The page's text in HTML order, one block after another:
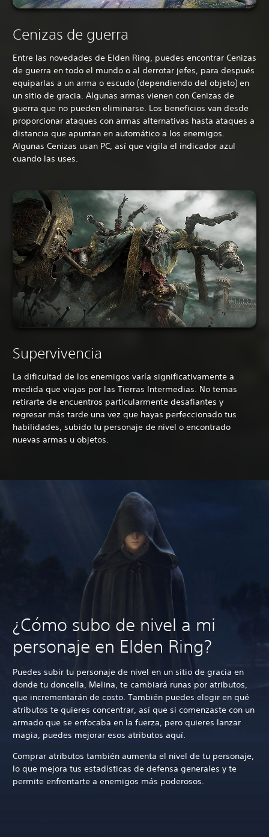
Cenizas de guerra
Entre las novedades de Elden Ring, puedes encontrar Cenizas
de guerra en todo el mundo o al derrotar jefes, para después
equiparlas a un arma o escudo (dependiendo del objeto) en
un sitio de gracia. Algunas armas vienen con Cenizas de
guerra que no pueden eliminarse. Los beneficios van desde
proporcionar ataques con armas alternativas hasta ataques a
distancia que apuntan en automático a los enemigos.
Algunas Cenizas usan PC, así que vigila el indicador azul
cuando las uses.
Supervivencia
La dificultad de los enemigos varía significativamente a
medida que viajas por las Tierras Intermedias. No temas
retirarte de encuentros particularmente desafiantes y
regresar más tarde una vez que hayas perfeccionado tus
habilidades, subido tu personaje de nivel o encontrado
nuevas armas u objetos.
¿Cómo subo de nivel a mi
personaje en Elden Ring?
Puedes subir tu personaje de nivel en un sitio de gracia en
donde tu doncella, Melina, te cambiará runas por atributos,
que incrementarán de costo. También puedes elegir en qué
atributos te quieres concentrar, así que si comenzaste con un
armado que se enfocaba en la fuerza, pero quieres lanzar
magia, puedes mejorar esos atributos aquí.
Comprar atributos también aumenta el nivel de tu personaje,
lo que mejora tus estadísticas de defensa generales y te
permite enfrentarte a enemigos más poderosos.